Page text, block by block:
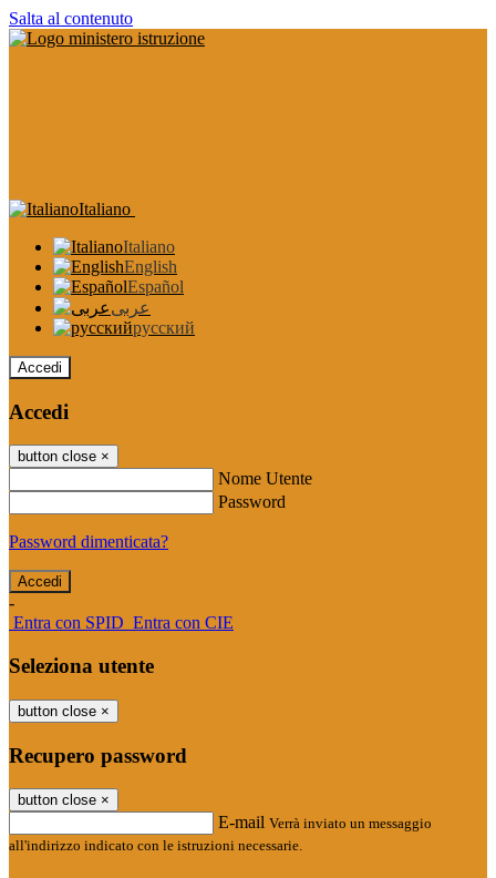
Salta al contenuto
Italiano
Italiano
English
Español
عربى
русский
Accedi
Accedi
button close ×
Nome Utente
Password
Password dimenticata?
-
Entra con SPID Entra con CIE
Seleziona utente
button close ×
Recupero password
button close ×
E-mail Verrà inviato un messaggio
all'indirizzo indicato con le istruzioni necessarie.